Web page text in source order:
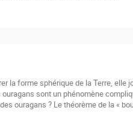
forme sphérique de la Terre, elle
sont un phénomène
ouragans ? Le théorème de la «